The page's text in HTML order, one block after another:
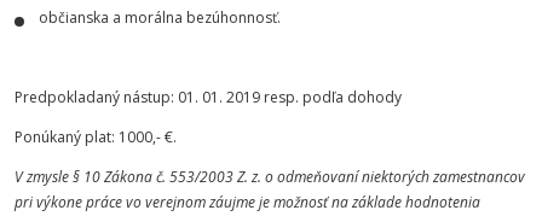
občianska a morálna bezúhonnosť.
Predpokladaný nástup: 01. 01. 2019 resp. podľa dohody
Ponúkaný plat: 1000,- €.
V zmysle § 10 Zákona č. 553/2003 Z. z. o odmeňovaní niektorých zamestnancov
pri výkone práce vo verejnom záujme je možnosť na základe hodnotenia